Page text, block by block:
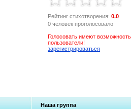
Рейтинг стихотворения: 0.0
0 человек проголосовало
Голосовать имеют
пользователи!
зарегистрироваться
Наша группа